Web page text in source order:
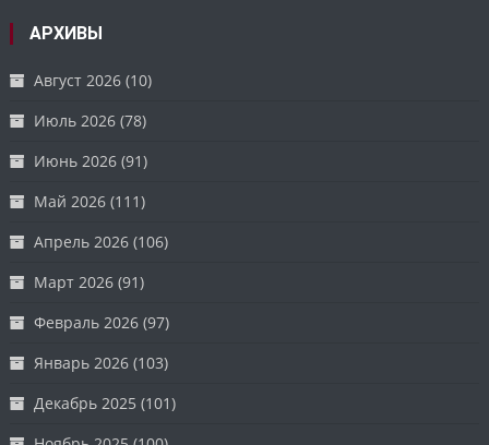
АРХИВЫ
Август 2026 (10)
Июль 2026 (78)
Июнь 2026 (91)
Май 2026 (111)
Апрель 2026 (106)
Март 2026 (91)
Февраль 2026 (97)
Январь 2026 (103)
Декабрь 2025 (101)